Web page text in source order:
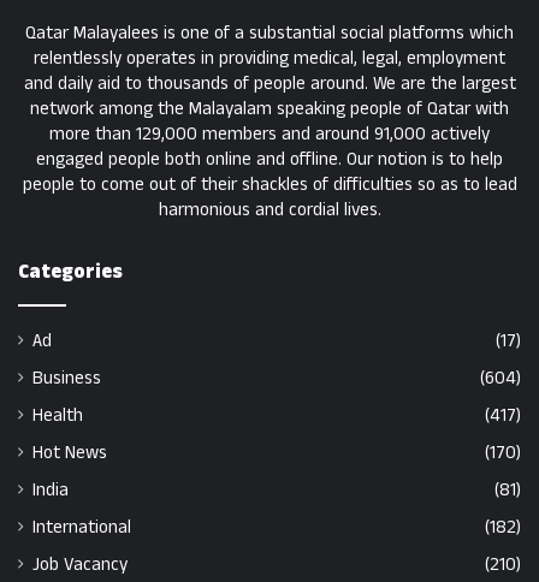
Qatar Malayalees is one of a substantial social platforms which
relentlessly operates in providing medical, legal, employment
and daily aid to thousands of people around. We are the largest
network among the Malayalam speaking people of Qatar with
more than 129,000 members and around 91,000 actively
engaged people both online and offline. Our notion is to help
people to come out of their shackles of difficulties so as to lead
harmonious and cordial lives.
Categories
Ad
(17)
Business
(604)
Health
(417)
Hot News
(170)
India
(81)
International
(182)
Job Vacancy
(210)